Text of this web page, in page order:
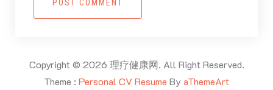
POST COMMENT
Copyright © 2026 理疗健康网. All Right Reserved.
Theme : Personal CV Resume ByaThemeArt